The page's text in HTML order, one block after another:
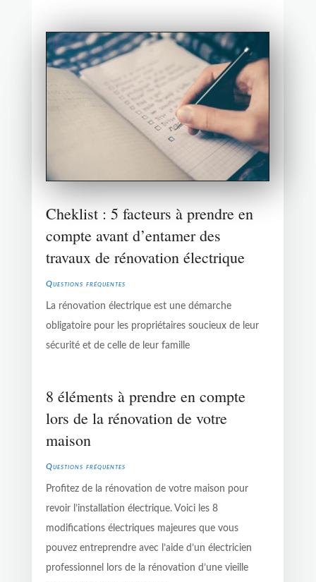
Cheklist : 5 facteurs à prendre en
compte avant d’entamer des
travaux de rénovation électrique
Questions fréquentes
La rénovation électrique est une démarche
obligatoire pour les propriétaires soucieux de leur
sécurité et de celle de leur famille
8 éléments à prendre en compte
lors de la rénovation de votre
maison
Questions fréquentes
Profitez de la rénovation de votre maison pour
revoir l’installation électrique. Voici les 8
modifications électriques majeures que vous
pouvez entreprendre avec l’aide d’un électricien
professionnel lors de la rénovation d’une vieille